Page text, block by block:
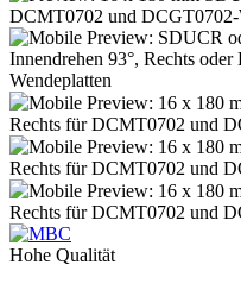
Hohe Qualität